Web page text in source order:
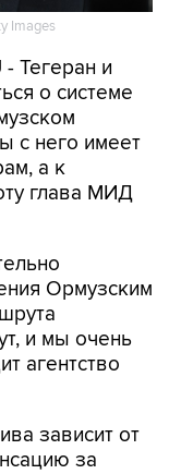
Images
- Тегеран и
о системе
с него имеет
а к
глава МИД
Ормузским
и мы очень
агентство
зависит от
за